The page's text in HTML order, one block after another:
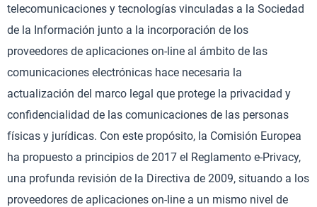
telecomunicaciones y tecnologías vinculadas a la Sociedad
de la Información junto a la incorporación de los
proveedores de aplicaciones on-line al ámbito de las
comunicaciones electrónicas hace necesaria la
actualización del marco legal que protege la privacidad y
confidencialidad de las comunicaciones de las personas
físicas y jurídicas. Con este propósito, la Comisión Europea
ha propuesto a principios de 2017 el Reglamento e-Privacy,
una profunda revisión de la Directiva de 2009, situando a los
proveedores de aplicaciones on-line a un mismo nivel de